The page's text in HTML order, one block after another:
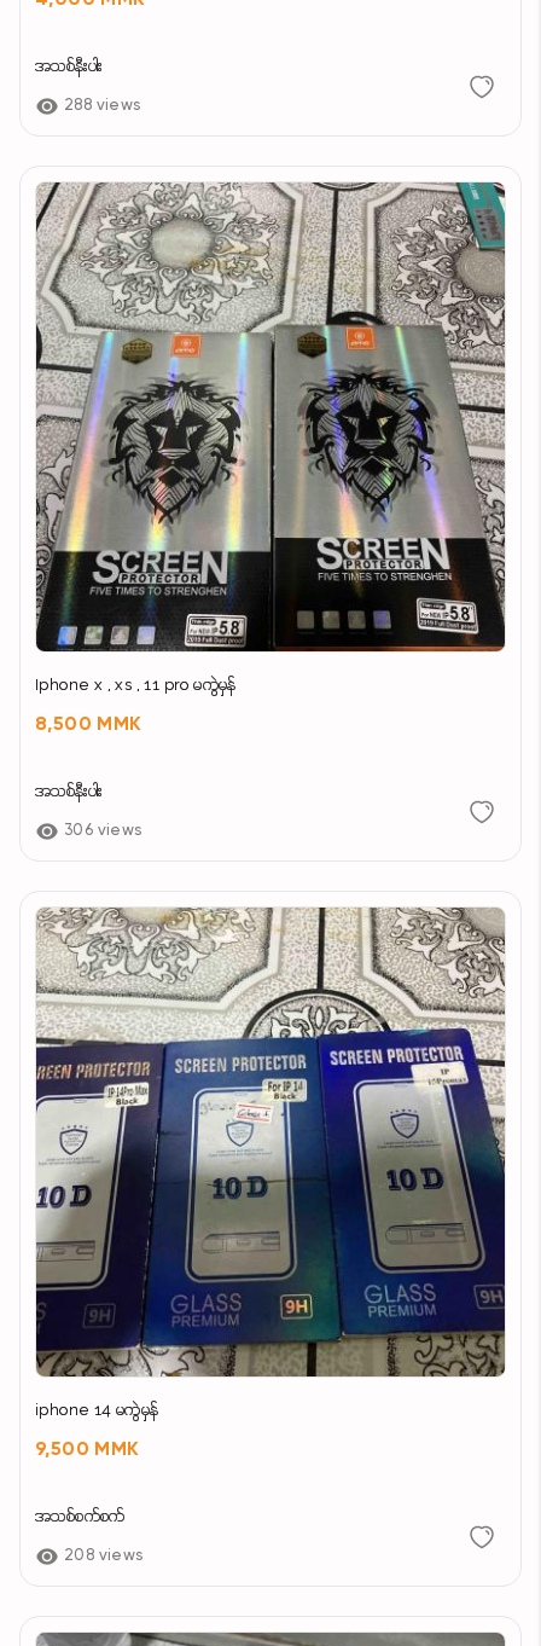
အသစ်နီးပါး
288 views
Iphone x , xs , 11 pro မကွဲမှန်
8,500 MMK
အသစ်နီးပါး
306 views
iphone 14 မကွဲမှန်
9,500 MMK
အသစ်စက်စက်
208 views